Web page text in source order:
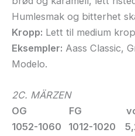
Humlesmak og bitterhet
Kropp: Lett til medium
Eksempler: Aass Classic,
Modelo.
2C. MÄRZEN
OG FG
1052-1060 1012-1020